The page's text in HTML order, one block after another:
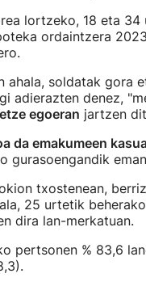
lortzeko, 18 eta
ordaintzera
ahala, soldatak gora
adierazten denez,
egoeran jartzen
da emakumeen
gurasoengandik
txostenean,
25 urtetik
dira lan-merkatuan.
pertsonen % 83,6